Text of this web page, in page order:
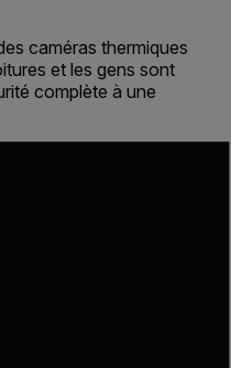
caméras thermiques
et les gens sont
complète à une